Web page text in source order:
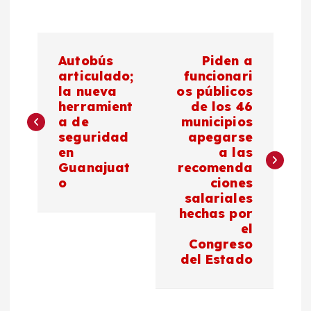
v
Autobús
articulado;
la nueva
herramient
a de
seguridad
en
Guanajuat
o
Piden a
funcionari
os públicos
de los 46
municipios
apegarse
a las
recomenda
ciones
salariales
hechas por
el
Congreso
del Estado